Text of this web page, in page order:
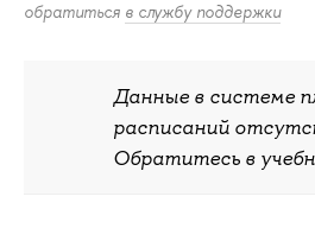
обратиться в службу поддержки
Данные в системе
расписаний
Обратитесь в